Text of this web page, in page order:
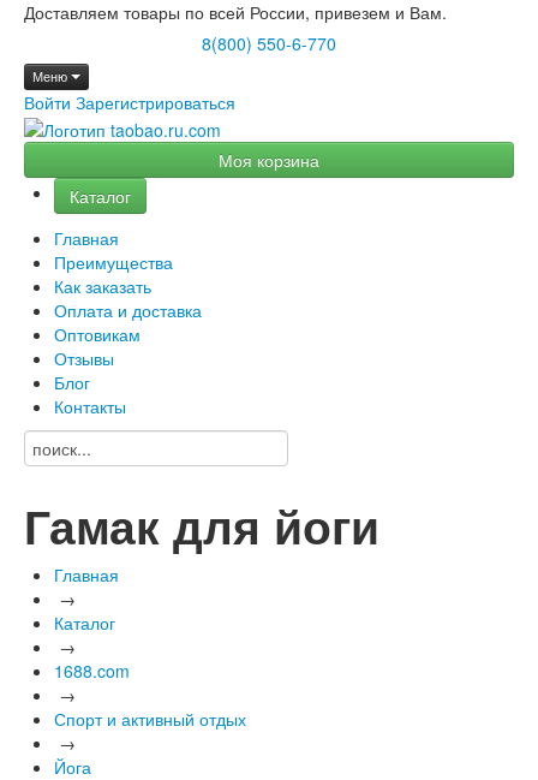
Доставляем товары по всей России, привезем и Вам.
8(800) 550-6-770
Меню
Войти Зарегистрироваться
Моя корзина
Каталог
Главная
Преимущества
Как заказать
Оплата и доставка
Оптовикам
Отзывы
Блог
Контакты
Гамак для йоги
Главная
→
Каталог
→
1688.com
→
Спорт и активный отдых
→
Йога